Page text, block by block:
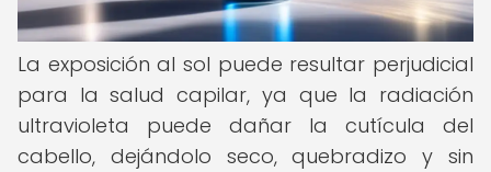
La exposición al sol puede resultar perjudicial
para la salud capilar, ya que la radiación
ultravioleta puede dañar la cutícula del
cabello, dejándolo seco, quebradizo y sin